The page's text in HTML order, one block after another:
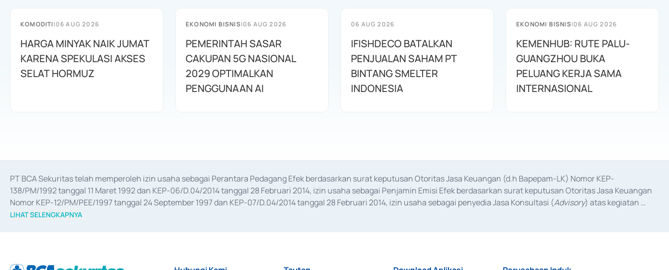
KOMODITI|06 AUG 2026
HARGA MINYAK NAIK JUMAT
KARENA SPEKULASI AKSES
SELAT HORMUZ
EKONOMI BISNIS|06 AUG 2026
PEMERINTAH SASAR
CAKUPAN 5G NASIONAL
2029 OPTIMALKAN
PENGGUNAAN AI
06 AUG 2026
IFISHDECO BATALKAN
PENJUALAN SAHAM PT
BINTANG SMELTER
INDONESIA
EKONOMI BISNIS|06 AUG 2026
KEMENHUB: RUTE PALU-
GUANGZHOU BUKA
PELUANG KERJA SAMA
INTERNASIONAL
PT BCA Sekuritas telah memperoleh izin usaha sebagai Perantara Pedagang Efek berdasarkan surat keputusan Otoritas Jasa Keuangan (d.h Bapepam-LK) Nomor KEP-
138/PM/1992 tanggal 11 Maret 1992 dan KEP-06/D.04/2014 tanggal 28 Februari 2014, izin usaha sebagai Penjamin Emisi Efek berdasarkan surat keputusan Otoritas Jasa Keuangan
Nomor KEP-12/PM/PEE/1997 tanggal 24 September 1997 dan KEP-07/D.04/2014 tanggal 28 Februari 2014, izin usaha sebagai penyedia Jasa Konsultasi (Advisory) atas kegiatan
merger, akuisisi, divestasi, dan
LIHAT SELENGKAPNYA